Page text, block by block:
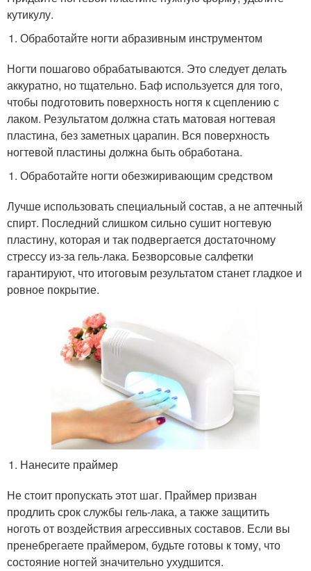
кутикулу.
Обработайте ногти абразивным инструментом
Ногти пошагово обрабатываются. Это следует делать
аккуратно, но тщательно. Баф используется для того,
чтобы подготовить поверхность ногтя к сцеплению с
лаком. Результатом должна стать матовая ногтевая
пластина, без заметных царапин. Вся поверхность
ногтевой пластины должна быть обработана.
Обработайте ногти обезжиривающим средством
Лучше использовать специальный состав, а не аптечный
спирт. Последний слишком сильно сушит ногтевую
пластину, которая и так подвергается достаточному
стрессу из-за гель-лака. Безворсовые салфетки
гарантируют, что итоговым результатом станет гладкое и
ровное покрытие.
Нанесите праймер
Не стоит пропускать этот шаг. Праймер призван
продлить срок службы гель-лака, а также защитить
ноготь от воздействия агрессивных составов. Если вы
пренебрегаете праймером, будьте готовы к тому, что
состояние ногтей значительно ухудшится.